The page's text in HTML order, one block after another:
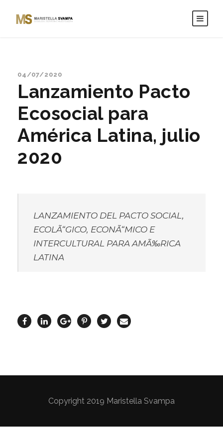
04/07/2020
Lanzamiento Pacto
Ecosocial para
América Latina, julio
2020
LANZAMIENTO DEL PACTO SOCIAL,
ECOLÃ“GICO, ECONÃ“MICO E
INTERCULTURAL PARA AMÃ‰RICA
LATINA
Copyright 2019 Maristella Svampa